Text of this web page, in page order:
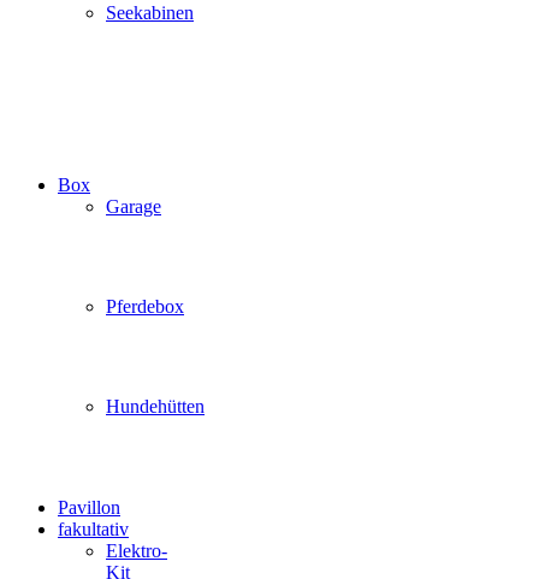
Seekabinen
Box
Garage
Pferdebox
Hundehütten
Pavillon
fakultativ
Elektro-
Kit